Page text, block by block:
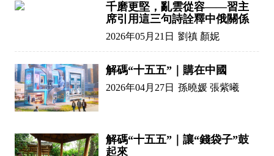
千磨更堅，亂雲從容——習主
席引用這三句詩詮釋中俄關係
2026年05月21日 劉禛 顏妮
解碼“十五五”｜購在中國
2026年04月27日 孫曉媛 張紫曦
解碼“十五五”｜讓“錢袋子”鼓
起來